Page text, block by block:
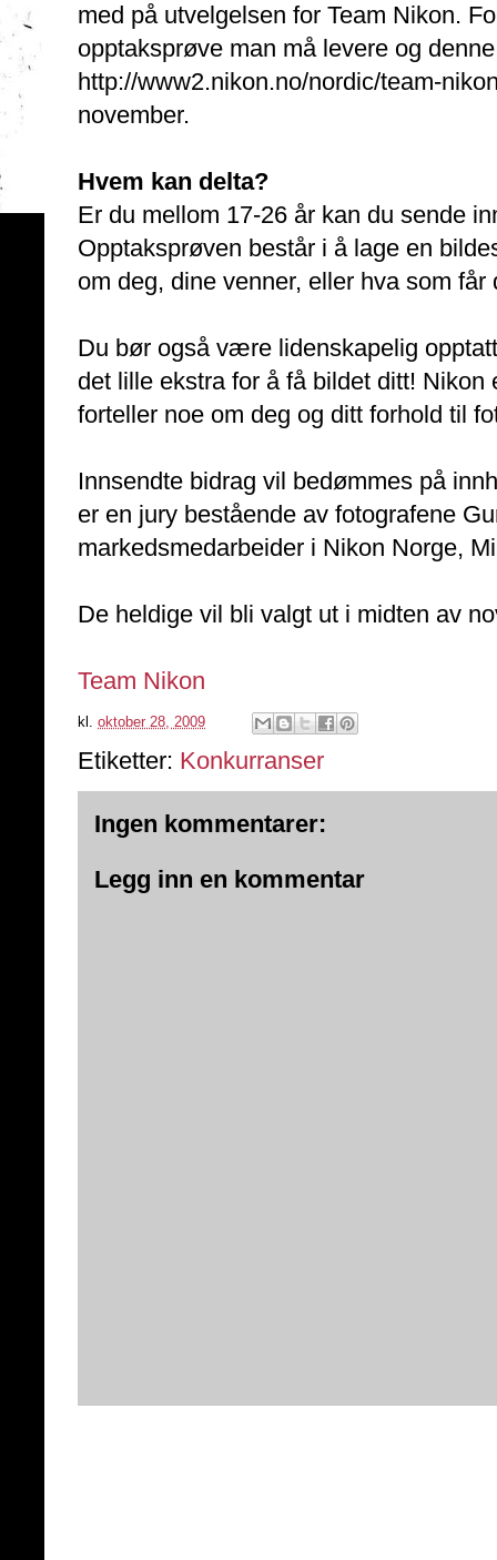
med på utvelgelsen for Team Nikon.
opptaksprøve man må levere og
http://www2.nikon.no/nordic/team-
november.
Hvem kan delta?
Er du mellom 17-26 år kan du sende
Opptaksprøven består i å lage en
om deg, dine venner, eller hva som
Du bør også være lidenskapelig
det lille ekstra for å få bildet ditt!
forteller noe om deg og ditt forhold til
Innsendte bidrag vil bedømmes på
er en jury bestående av fotografene
markedsmedarbeider i Nikon Norge,
De heldige vil bli valgt ut i midten av
Team Nikon
kl. oktober 28, 2009
Etiketter: Konkurranser
Ingen kommentarer:
Legg inn en kommentar